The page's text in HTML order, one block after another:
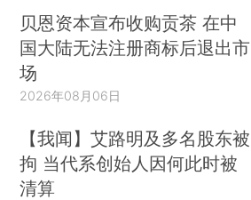
贝恩资本宣布收购贡茶 在中
国大陆无法注册商标后退出市
场
2026年08月06日
【我闻】艾路明及多名股东被
拘 当代系创始人因何此时被
清算